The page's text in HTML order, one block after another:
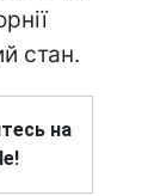
стан.
на